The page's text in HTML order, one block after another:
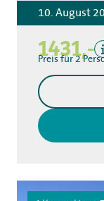
10. August
1431,-
Preis für 2